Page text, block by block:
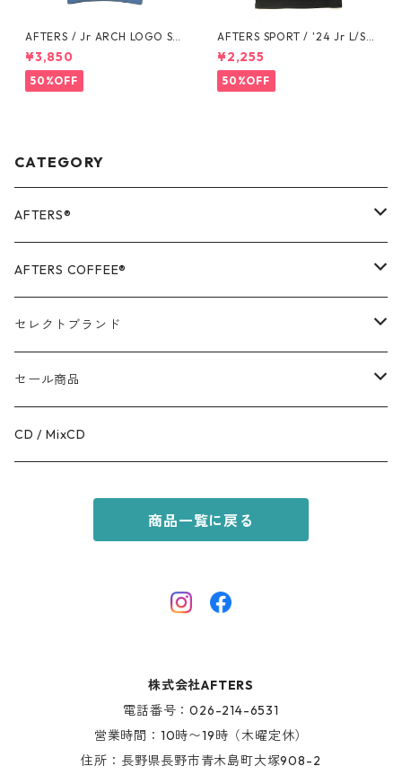
AFTERS / Jr ARCH LOGO SW
EAT
¥3,850
50%OFF
AFTERS SPORT / '24 Jr L/S T
EE
¥2,255
50%OFF
CATEGORY
AFTERS®️
OUTER
TOPS
BOTTOMS
GOODS
AFTERS SPORT
AFTERS COFFEE®️
APPALEL / GOODS
COFFEE
セレクトブランド
MR.OLIVE
RACAL
セール商品
OUTER
CD / MixCD
商品一覧に戻る
株式会社AFTERS
電話番号：026-214-6531
営業時間：10時〜19時（木曜定休）
住所：長野県長野市青木島町大塚908-2